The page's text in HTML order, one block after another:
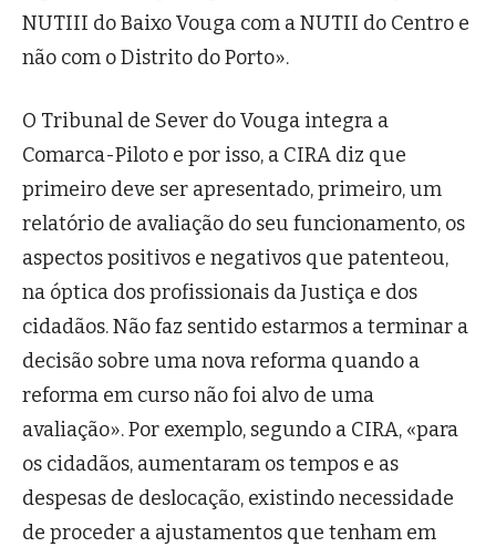
NUTIII do Baixo Vouga com a NUTII do Centro e
não com o Distrito do Porto».
O Tribunal de Sever do Vouga integra a
Comarca-Piloto e por isso, a CIRA diz que
primeiro deve ser apresentado, primeiro, um
relatório de avaliação do seu funcionamento, os
aspectos positivos e negativos que patenteou,
na óptica dos profissionais da Justiça e dos
cidadãos. Não faz sentido estarmos a terminar a
decisão sobre uma nova reforma quando a
reforma em curso não foi alvo de uma
avaliação». Por exemplo, segundo a CIRA, «para
os cidadãos, aumentaram os tempos e as
despesas de deslocação, existindo necessidade
de proceder a ajustamentos que tenham em